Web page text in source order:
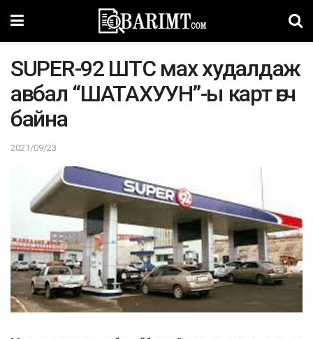
SUPER-92 ШТС мах худалдаж
авбал “ШАТАХУУН”-ы карт өгч
байна
2021/09/23